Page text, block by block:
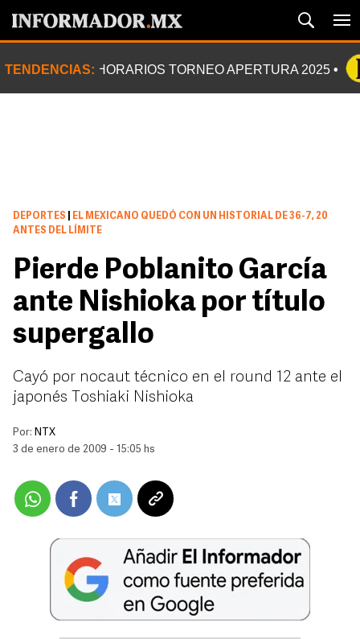
TENDENCIAS: HORARIOS TORNEO APERTURA 2025
DEPORTES
EL MEXICANO QUEDÓ CON UN HISTORIAL DE 36-7, 20
ANTES DEL LÍMITE
Pierde Poblanito García
ante Nishioka por título
supergallo
Cayó por nocaut técnico en el round 12 ante el
japonés Toshiaki Nishioka
Por: NTX
3 de enero de 2009 - 15:05 hs